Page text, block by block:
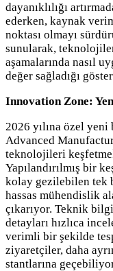
dayanıklılığı
ederken, kaynak
noktası olmayı
sunularak,
aşamalarında nasıl
değer sağladığı
Innovation Zone:
2026 yılına özel
Advanced
teknolojileri
Yapılandırılmış bir
kolay gezilebilen tek
hassas mühendislik
çıkarıyor. Teknik
detayları hızlıca
verimli bir şekilde
ziyaretçiler, daha
stantlarına